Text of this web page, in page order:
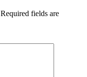
Required fields are